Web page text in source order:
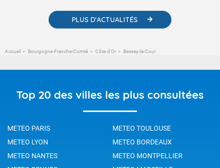
PLUS D'ACTUALITÉS
Accueil Bourgogne-Franche-Comté Côte-d'Or Bessey-la-Cour
Top 20 des villes les plus consultées
METEO PARIS
METEO TOULOUSE
METEO LYON
METEO BORDEAUX
METEO NANTES
METEO MONTPELLIER